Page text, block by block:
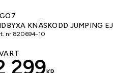
KNÄSKODD JUMPING EJ
nr 820694-10
299